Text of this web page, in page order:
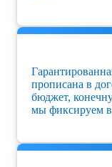
прописана в
бюджет,
мы фиксируем в